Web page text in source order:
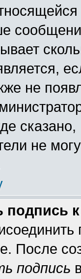
не
не
подпись
После
подпись